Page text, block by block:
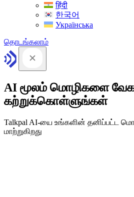
हिंदी
한국어
Українська
தொடங்கலாம்
AI மூலம் மொழிகளை
கற்றுக்கொள்ளுங்கள்
Talkpal AI-யை உங்களின் தனிப்பட்ட
மாற்றுகிறது